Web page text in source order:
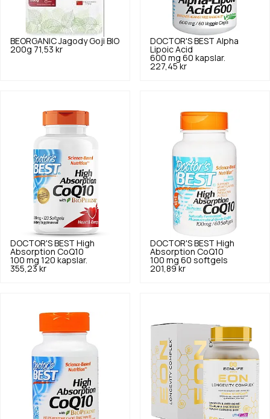
BEORGANIC Jagody Goji BIO
200g 71,53 kr
DOCTOR'S BEST Alpha
Lipoic Acid
600 mg 60 kapslar.
227,45 kr
DOCTOR'S BEST High
Absorption CoQ10
100 mg 120 kapslar.
355,23 kr
DOCTOR'S BEST High
Absorption CoQ10
100 mg 60 softgels
201,89 kr